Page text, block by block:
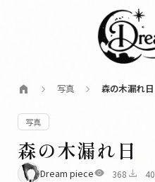
Dream Piece
home chevron_right 写真 chevron_right 森の木漏れ日
写真
森の木漏れ日
Dream piecevisibility 368 download 40